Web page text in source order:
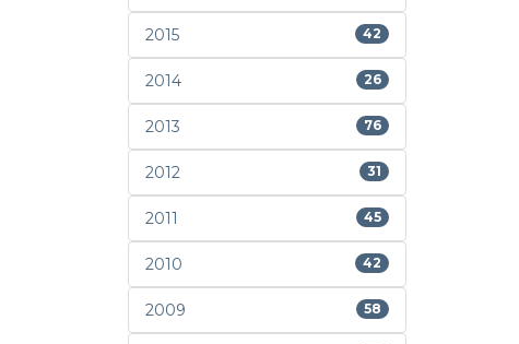
2015 42
2014 26
2013 76
2012 31
2011 45
2010 42
2009 58